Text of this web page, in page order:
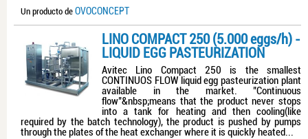
Un producto de OVOCONCEPT
LINO COMPACT 250 (5.000 eggs/h) -
LIQUID EGG PASTEURIZATION
Avitec Lino Compact 250 is the smallest
CONTINUOS FLOW liquid egg pasteurization plant
available in the market. "Continuous
flow"&nbsp;means that the product never stops
into a tank for heating and then cooling(like
required by the batch technology), the product is pushed by pumps
through the plates of the heat exchanger where it is quickly heated...